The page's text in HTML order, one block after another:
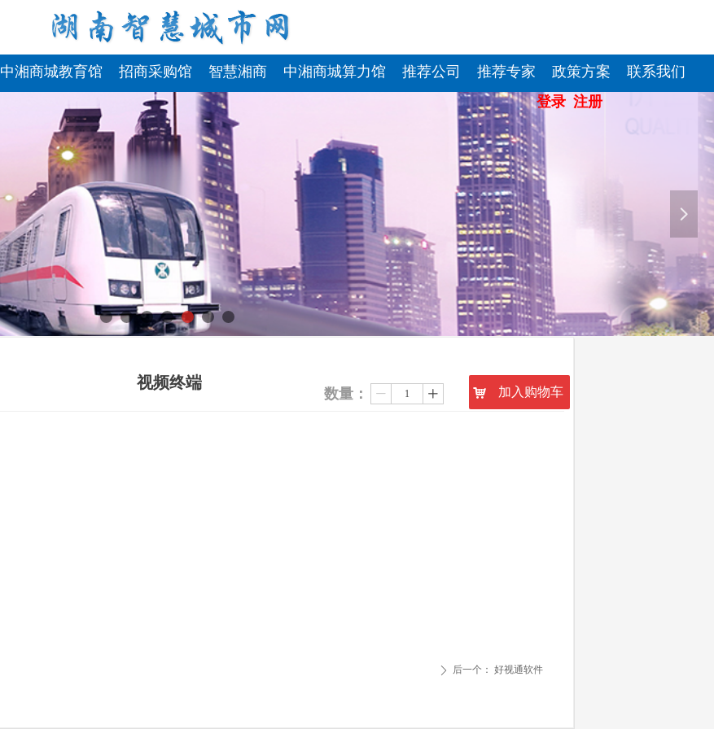
中湘商城教育馆 招商采购馆 智慧湘商 中湘商城算力馆 推荐公司 推荐专家 政策方案
联系我们
登录 注册
登录 注册
넲
视频终端
ꄲ 后一个： 好视通软件
数量： ꄷ ꄸ 낙 加入购物车